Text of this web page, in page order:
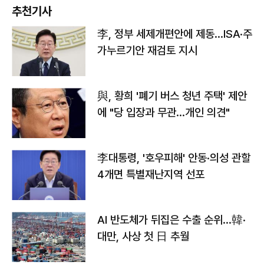
추천기사
李, 정부 세제개편안에 제동…ISA·주
가누르기안 재검토 지시
與, 황희 '폐기 버스 청년 주택' 제안
에 "당 입장과 무관…개인 의견"
李대통령, '호우피해' 안동·의성 관할
4개면 특별재난지역 선포
AI 반도체가 뒤집은 수출 순위…韓·
대만, 사상 첫 日 추월